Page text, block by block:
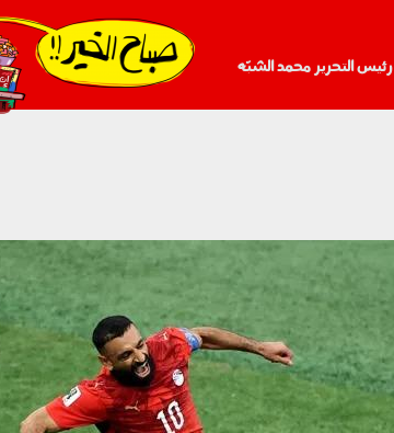
رئيس التحرير محمد الشبّه